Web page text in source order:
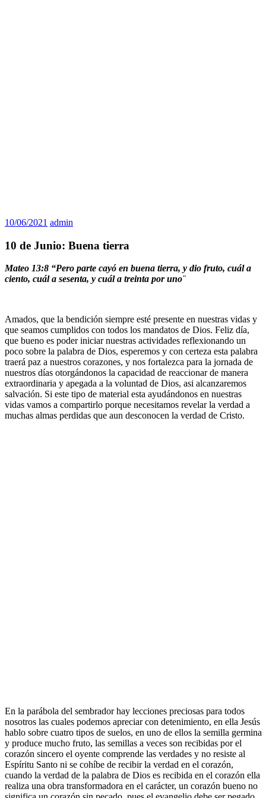
10/06/2021 admin
10 de Junio: Buena tierra
Mateo 13:8 “Pero parte cayó en buena tierra, y dio fruto, cuál a
ciento, cuál a sesenta, y cuál a treinta por uno¨
Amados, que la bendición siempre esté presente en nuestras vidas y
que seamos cumplidos con todos los mandatos de Dios. Feliz día,
que bueno es poder iniciar nuestras actividades reflexionando un
poco sobre la palabra de Dios, esperemos y con certeza esta palabra
traerá paz a nuestros corazones, y nos fortalezca para la jornada de
nuestros días otorgándonos la capacidad de reaccionar de manera
extraordinaria y apegada a la voluntad de Dios, asi alcanzaremos
salvación. Si este tipo de material esta ayudándonos en nuestras
vidas vamos a compartirlo porque necesitamos revelar la verdad a
muchas almas perdidas que aun desconocen la verdad de Cristo.
En la parábola del sembrador hay lecciones preciosas para todos
nosotros las cuales podemos apreciar con detenimiento, en ella Jesús
hablo sobre cuatro tipos de suelos, en uno de ellos la semilla germina
y produce mucho fruto, las semillas a veces son recibidas por el
corazón sincero el oyente comprende las verdades y no resiste al
Espíritu Santo ni se cohíbe de recibir la verdad en el corazón,
cuando la verdad de la palabra de Dios es recibida en el corazón ella
realiza una obra transformadora en el carácter, un corazón bueno no